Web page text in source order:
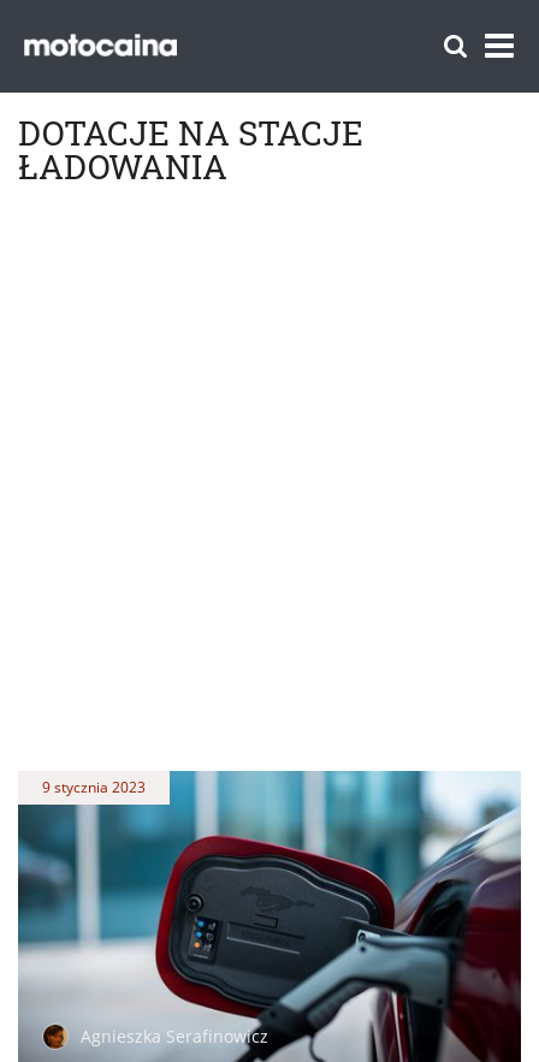
DOTACJE NA STACJE
ŁADOWANIA
9 stycznia 2023
Agnieszka Serafinowicz